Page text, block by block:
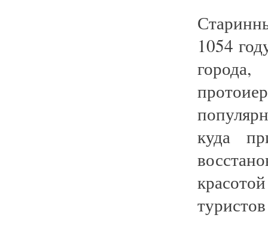
1054
куда